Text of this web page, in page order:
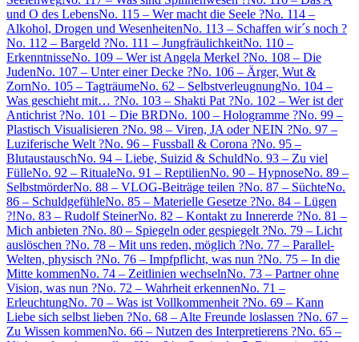
und O des LebensNo. 115 – Wer macht die Seele ?No. 114 –
Alkohol, Drogen und WesenheitenNo. 113 – Schaffen wir´s noch ?
No. 112 – Bargeld ?No. 111 – JungfräulichkeitNo. 110 –
ErkenntnisseNo. 109 – Wer ist Angela Merkel ?No. 108 – Die
JudenNo. 107 – Unter einer Decke ?No. 106 – Ärger, Wut &
ZornNo. 105 – TagträumeNo. 62 – SelbstverleugnungNo. 104 –
Was geschieht mit… ?No. 103 – Shakti Pat ?No. 102 – Wer ist der
Antichrist ?No. 101 – Die BRDNo. 100 – Hologramme ?No. 99 –
Plastisch Visualisieren ?No. 98 – Viren, JA oder NEIN ?No. 97 –
Luziferische Welt ?No. 96 – Fussball & Corona ?No. 95 –
BlutaustauschNo. 94 – Liebe, Suizid & SchuldNo. 93 – Zu viel
FülleNo. 92 – RitualeNo. 91 – ReptilienNo. 90 – HypnoseNo. 89 –
SelbstmörderNo. 88 – VLOG-Beiträge teilen ?No. 87 – SüchteNo.
86 – SchuldgefühleNo. 85 – Materielle Gesetze ?No. 84 – Lügen
?!No. 83 – Rudolf SteinerNo. 82 – Kontakt zu Innererde ?No. 81 –
Mich anbieten ?No. 80 – Spiegeln oder gespiegelt ?No. 79 – Licht
auslöschen ?No. 78 – Mit uns reden, möglich ?No. 77 – Parallel-
Welten, physisch ?No. 76 – Impfpflicht, was nun ?No. 75 – In die
Mitte kommenNo. 74 – Zeitlinien wechselnNo. 73 – Partner ohne
Vision, was nun ?No. 72 – Wahrheit erkennenNo. 71 –
ErleuchtungNo. 70 – Was ist Vollkommenheit ?No. 69 – Kann
Liebe sich selbst lieben ?No. 68 – Alte Freunde loslassen ?No. 67 –
Zu Wissen kommenNo. 66 – Nutzen des Interpretierens ?No. 65 –